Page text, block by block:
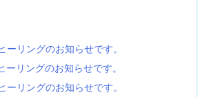
リングのお知らせです。
リングのお知らせです。
リングのお知らせです。